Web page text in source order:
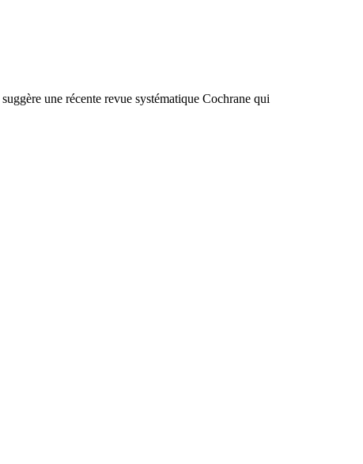
une récente revue systématique Cochrane qui